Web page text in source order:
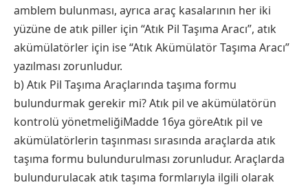
amblem bulunması, ayrıca araç kasalarının her iki
yüzüne de atık piller için “Atık Pil Taşıma Aracı”, atık
akümülatörler için ise “Atık Akümülatör Taşıma Aracı”
yazılması zorunludur.
b) Atık Pil Taşıma Araçlarında taşıma formu
bulundurmak gerekir mi? Atık pil ve akümülatörün
kontrolü yönetmeliğiMadde 16ya göreAtık pil ve
akümülatörlerin taşınması sırasında araçlarda atık
taşıma formu bulundurulması zorunludur. Araçlarda
bulundurulacak atık taşıma formlarıyla ilgili olarak